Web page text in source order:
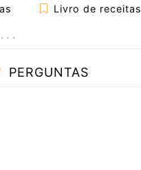
Livro de receitas
PERGUNTAS